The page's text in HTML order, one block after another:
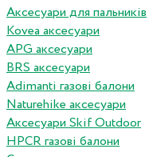
Аксесуари для пальників
Kovea аксесуари
APG аксесуари
BRS аксесуари
Adimanti газові балони
Naturehike аксесуари
Аксесуари Skif Outdoor
HPCR газові балони